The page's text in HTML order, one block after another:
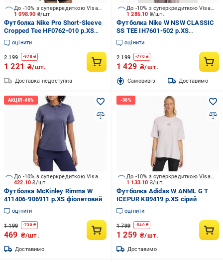
1 098.90 ₴/шт.
До -10% з суперкредиткою Visa Вигода
Футболка Nike Pro Short-Sleeve
Cropped Tee HF0762-010 р.XS
чорний
оцінити
2 199 -978₴
1 221 ₴/шт.
Доставка недоступна
1 286.10 ₴/шт.
До -10% з суперкредиткою Visa Вигода
Футболка Nike W NSW CLASSIC
SS TEE IH7601-502 р.XS
коричневий
оцінити
2 199 -770₴
1 429 ₴/шт.
Cамовивіз Доставимо
422.10₴/шт.
До -10% з суперкредиткою Visa Вигода
Футболка McKinley Rimma W
411406-906911 р.XS фіолетовий
оцінити
1 199 -730₴
469 ₴/шт.
Доставимо
1 133.10 ₴/шт.
До -10% з суперкредиткою Visa Вигода
Футболка Adidas W ANML G T
ICEPUR KB9419 р.XS сірий
оцінити
1 799 -540₴
1 259 ₴/шт.
Доставимо